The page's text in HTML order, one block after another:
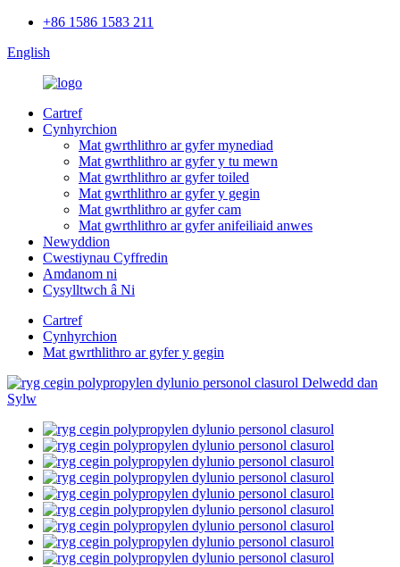
+86 1586 1583 211
English
Cartref
Cynhyrchion
Mat gwrthlithro ar gyfer mynediad
Mat gwrthlithro ar gyfer y tu mewn
Mat gwrthlithro ar gyfer toiled
Mat gwrthlithro ar gyfer y gegin
Mat gwrthlithro ar gyfer cam
Mat gwrthlithro ar gyfer anifeiliaid anwes
Newyddion
Cwestiynau Cyffredin
Amdanom ni
Cysylltwch â Ni
Cartref
Cynhyrchion
Mat gwrthlithro ar gyfer y gegin